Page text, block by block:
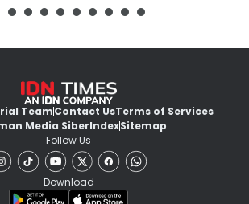
TeamContact UsTerms of Services
Media SiberIndexSitemap
Follow Us
Download